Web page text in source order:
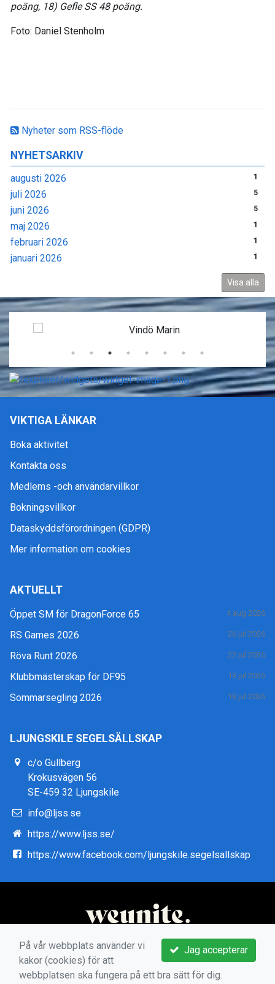
Nyheter som RSS-flöde
NYHETSARKIV
augusti 2026 1
juli 2026 5
juni 2026 5
maj 2026 1
februari 2026 1
januari 2026 1
Visa alla
poäng, 18) Gefle SS 48 poäng.
Foto: Daniel Stenholm
VIKTIGA LÄNKAR
Boka aktivitet
Kontakta oss
Medlems -och användarvillkor
Bokningsvillkor
Dataskyddsförordningen (GDPR)
Mer information om cookies
AKTUELLT
Öppet SM för DragonForce 65 4 aug 2026
RS Games 2026 26 jul 2026
Röva Runt 2026 22 jul 2026
Klubbmästerskap för DF95 13 jul 2026
Sommarsegling 2026 13 jul 2026
LJUNGSKILE SEGELSÄLLSKAP
c/o Gullberg
Krokusvägen 56
SE-459 32 Ljungskile
info@ljss.se
https://www.ljss.se/
https://www.facebook.com/ljungskile.segelsallskap
Jag accepterar
På vår webbplats använder vi
kakor (cookies) för att
webbplatsen ska fungera på ett bra sätt för dig.